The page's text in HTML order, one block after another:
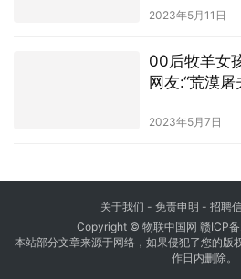
2023年5月11日
00后牧羊女
网友:“荒漠屠
2023年5月7日
关于我们 - 免责申明 - 招聘
Copyright © 物联中国网 赣ICP
本站部分文章来源于网络，如果侵犯了您的版
作日内删除。